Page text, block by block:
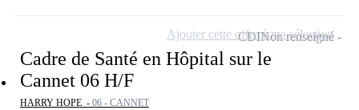
Cadre de Santé en Hôpital sur le
Cannet 06 H/F
HARRY HOPE - 06 - CANNET
CDINon renseigné
Ajouter cette offre à ma sélection